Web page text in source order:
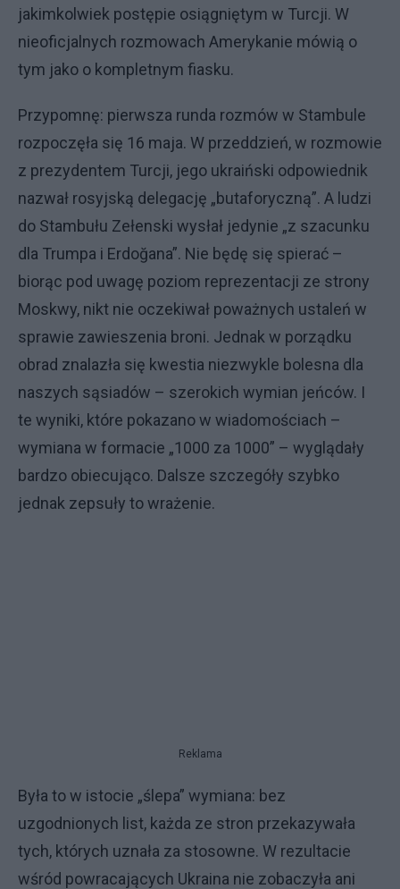
jakimkolwiek postępie osiągniętym w Turcji. W
nieoficjalnych rozmowach Amerykanie mówią o
tym jako o kompletnym fiasku.
Przypomnę: pierwsza runda rozmów w Stambule
rozpoczęła się 16 maja. W przeddzień, w rozmowie
z prezydentem Turcji, jego ukraiński odpowiednik
nazwał rosyjską delegację „butaforyczną”. A ludzi
do Stambułu Zełenski wysłał jedynie „z szacunku
dla Trumpa i Erdoğana”. Nie będę się spierać –
biorąc pod uwagę poziom reprezentacji ze strony
Moskwy, nikt nie oczekiwał poważnych ustaleń w
sprawie zawieszenia broni. Jednak w porządku
obrad znalazła się kwestia niezwykle bolesna dla
naszych sąsiadów – szerokich wymian jeńców. I
te wyniki, które pokazano w wiadomościach –
wymiana w formacie „1000 za 1000” – wyglądały
bardzo obiecująco. Dalsze szczegóły szybko
jednak zepsuły to wrażenie.
Reklama
Była to w istocie „ślepa” wymiana: bez
uzgodnionych list, każda ze stron przekazywała
tych, których uznała za stosowne. W rezultacie
wśród powracających Ukraina nie zobaczyła ani